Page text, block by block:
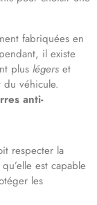
fabriquées en
il existe
plus légers et
du véhicule.
anti-
respecter la
est capable
les